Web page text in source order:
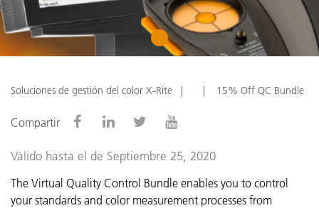
1
Soluciones de gestión del color X-Rite 15% Off QC Bundle
Compartir
Válido hasta el de Septiembre 25, 2020
The Virtual Quality Control Bundle enables you to control
your standards and color measurement processes from